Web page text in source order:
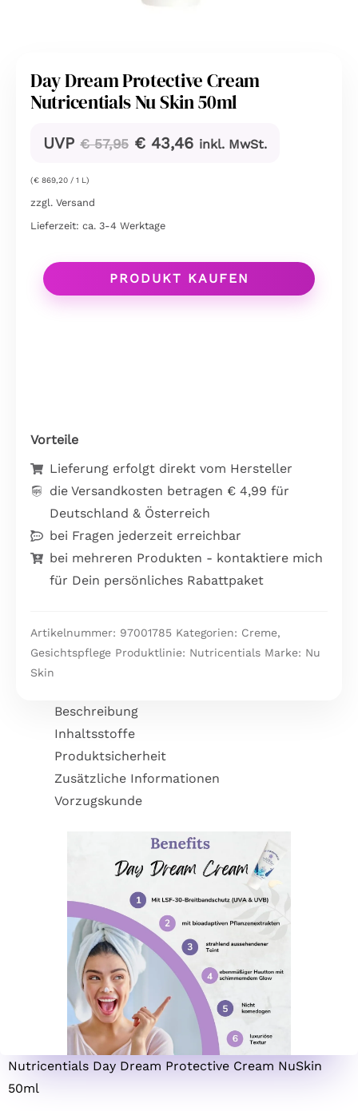
Day Dream Protective Cream
Nutricentials Nu Skin 50ml
UVP €57,95 Ursprünglicher
€ 43,46Aktueller
inkl. MwSt.
(€ 869,20 / 1 L)
zzgl. Versand
Lieferzeit: ca. 3-4 Werktage
PRODUKT KAUFEN
Vorteile
Lieferung erfolgt direkt vom Hersteller
die Versandkosten betragen € 4,99 für
Deutschland & Österreich
bei Fragen jederzeit erreichbar
bei mehreren Produkten - kontaktiere mich
für Dein persönliches Rabattpaket
Artikelnummer: 97001785 Kategorien: Creme,
Gesichtspflege Produktlinie: Nutricentials Marke: Nu
Skin
Beschreibung
Inhaltsstoffe
Produktsicherheit
Zusätzliche Informationen
Vorzugskunde
Nutricentials Day Dream Protective Cream NuSkin
50ml